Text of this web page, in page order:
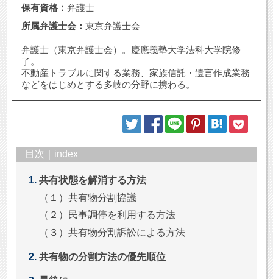
保有資格： 弁護士
所属弁護士会： 東京弁護士会
弁護士（東京弁護士会）。慶應義塾大学法科大学院修
了。
不動産トラブルに関する業務、家族信託・遺言作成業務
などをはじめとする多岐の分野に携わる。
目次｜index
共有状態を解消する方法
（１）共有物分割協議
（２）民事調停を利用する方法
（３）共有物分割訴訟による方法
共有物の分割方法の優先順位